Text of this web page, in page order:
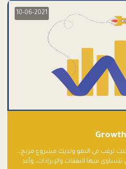
10-06-2021
ترغب في النمو ولديك مشروع مربح،
فيها النفقات والإيرادات، وأعد